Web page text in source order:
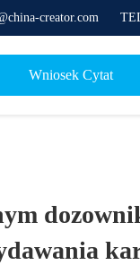
creator.com
Wniosek Cytat